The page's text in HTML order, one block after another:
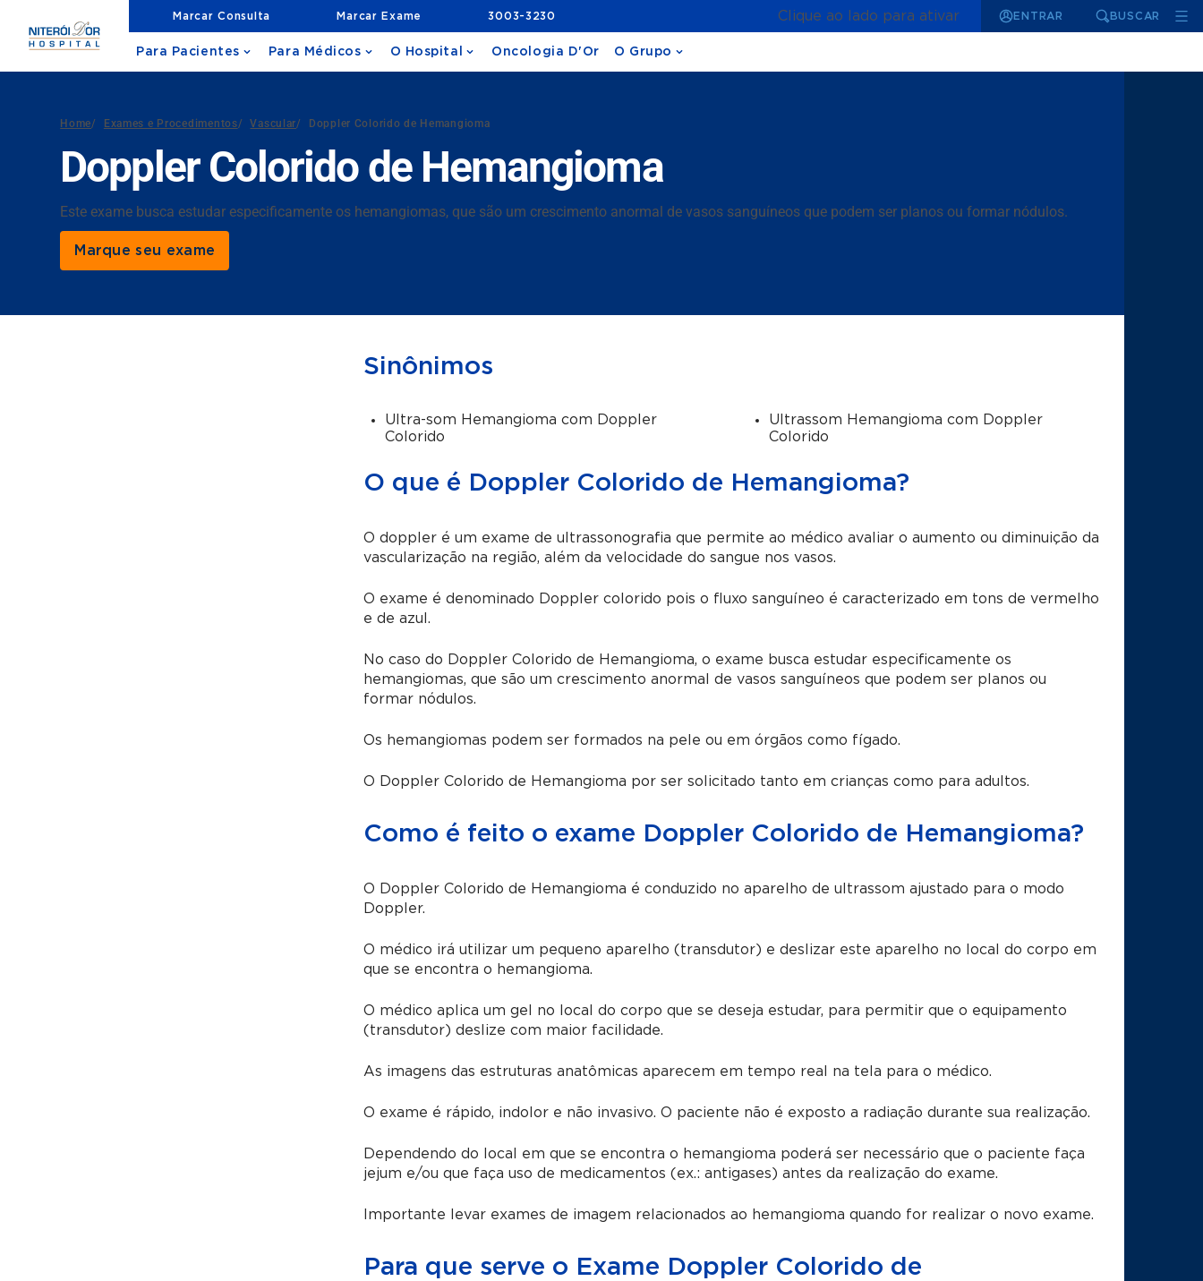
Marcar Consulta Marcar Exame 3003-3230 Clique ao lado para ativar ENTRAR BUSCAR
Para Pacientes Para Médicos O Hospital Oncologia D'Or O Grupo
Home/ Exames e Procedimentos/ Vascular/ Doppler Colorido de Hemangioma
Doppler Colorido de Hemangioma
Este exame busca estudar especificamente os hemangiomas, que são um crescimento anormal de vasos sanguíneos que podem ser planos ou formar nódulos.
Marque seu exame
Sinônimos
Ultra-som Hemangioma com Doppler
Colorido
Ultrassom Hemangioma com Doppler
Colorido
O que é Doppler Colorido de Hemangioma?
O doppler é um exame de ultrassonografia que permite ao médico avaliar o aumento ou diminuição da
vascularização na região, além da velocidade do sangue nos vasos.
O exame é denominado Doppler colorido pois o fluxo sanguíneo é caracterizado em tons de vermelho
e de azul.
No caso do Doppler Colorido de Hemangioma, o exame busca estudar especificamente os
hemangiomas, que são um crescimento anormal de vasos sanguíneos que podem ser planos ou
formar nódulos.
Os hemangiomas podem ser formados na pele ou em órgãos como fígado.
O Doppler Colorido de Hemangioma por ser solicitado tanto em crianças como para adultos.
Como é feito o exame Doppler Colorido de Hemangioma?
O Doppler Colorido de Hemangioma é conduzido no aparelho de ultrassom ajustado para o modo
Doppler.
O médico irá utilizar um pequeno aparelho (transdutor) e deslizar este aparelho no local do corpo em
que se encontra o hemangioma.
O médico aplica um gel no local do corpo que se deseja estudar, para permitir que o equipamento
(transdutor) deslize com maior facilidade.
As imagens das estruturas anatômicas aparecem em tempo real na tela para o médico.
O exame é rápido, indolor e não invasivo. O paciente não é exposto a radiação durante sua realização.
Dependendo do local em que se encontra o hemangioma poderá ser necessário que o paciente faça
jejum e/ou que faça uso de medicamentos (ex.: antigases) antes da realização do exame.
Importante levar exames de imagem relacionados ao hemangioma quando for realizar o novo exame.
Para que serve o Exame Doppler Colorido de